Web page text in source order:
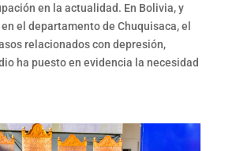
en la actualidad. En Bolivia, y
el departamento de Chuquisaca, el
relacionados con depresión,
ha puesto en evidencia la necesidad